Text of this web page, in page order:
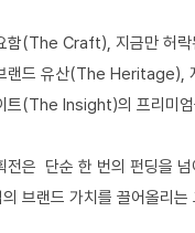
함(The Craft), 지금만 허
랜드 유산(The Heritage),
트(The Insight)의 프리미
전은 단순 한 번의 펀딩을 넘
브랜드 가치를 끌어올리